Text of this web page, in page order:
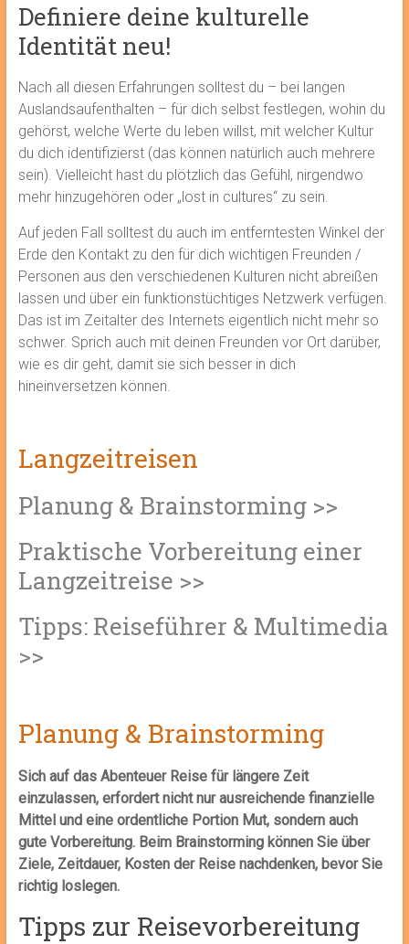
Definiere deine kulturelle
Identität neu!
Nach all diesen Erfahrungen solltest du – bei langen
Auslandsaufenthalten – für dich selbst festlegen, wohin du
gehörst, welche Werte du leben willst, mit welcher Kultur
du dich identifizierst (das können natürlich auch mehrere
sein). Vielleicht hast du plötzlich das Gefühl, nirgendwo
mehr hinzugehören oder „lost in cultures“ zu sein.
Auf jeden Fall solltest du auch im entferntesten Winkel der
Erde den Kontakt zu den für dich wichtigen Freunden /
Personen aus den verschiedenen Kulturen nicht abreißen
lassen und über ein funktionstüchtiges Netzwerk verfügen.
Das ist im Zeitalter des Internets eigentlich nicht mehr so
schwer. Sprich auch mit deinen Freunden vor Ort darüber,
wie es dir geht, damit sie sich besser in dich
hineinversetzen können.
Langzeitreisen
Planung & Brainstorming >>
Praktische Vorbereitung einer
Langzeitreise >>
Tipps: Reiseführer & Multimedia
>>
Planung & Brainstorming
Sich auf das Abenteuer Reise für längere Zeit
einzulassen, erfordert nicht nur ausreichende finanzielle
Mittel und eine ordentliche Portion Mut, sondern auch
gute Vorbereitung. Beim Brainstorming können Sie über
Ziele, Zeitdauer, Kosten der Reise nachdenken, bevor Sie
richtig loslegen.
Tipps zur Reisevorbereitung